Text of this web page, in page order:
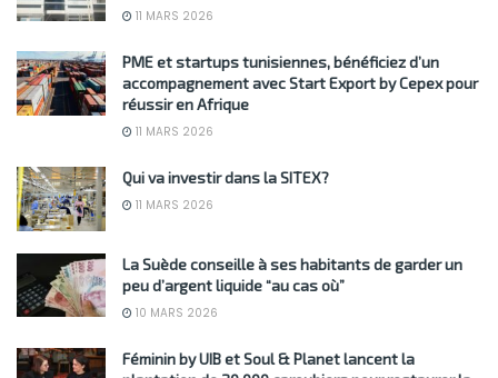
11 MARS 2026
PME et startups tunisiennes, bénéficiez d’un
accompagnement avec Start Export by Cepex pour
réussir en Afrique
11 MARS 2026
Qui va investir dans la SITEX?
11 MARS 2026
La Suède conseille à ses habitants de garder un
peu d’argent liquide “au cas où”
10 MARS 2026
Féminin by UIB et Soul & Planet lancent la